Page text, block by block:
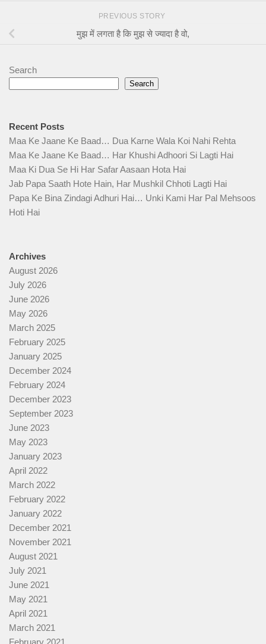
PREVIOUS STORY
मुझ में लगता है कि मुझ से ज्यादा है वो,
Search
Search
Recent Posts
Maa Ke Jaane Ke Baad… Dua Karne Wala Koi Nahi Rehta
Maa Ke Jaane Ke Baad… Har Khushi Adhoori Si Lagti Hai
Maa Ki Dua Se Hi Har Safar Aasaan Hota Hai
Jab Papa Saath Hote Hain, Har Mushkil Chhoti Lagti Hai
Papa Ke Bina Zindagi Adhuri Hai… Unki Kami Har Pal Mehsoos
Hoti Hai
Archives
August 2026
July 2026
June 2026
May 2026
March 2025
February 2025
January 2025
December 2024
February 2024
December 2023
September 2023
June 2023
May 2023
January 2023
April 2022
March 2022
February 2022
January 2022
December 2021
November 2021
August 2021
July 2021
June 2021
May 2021
April 2021
March 2021
February 2021